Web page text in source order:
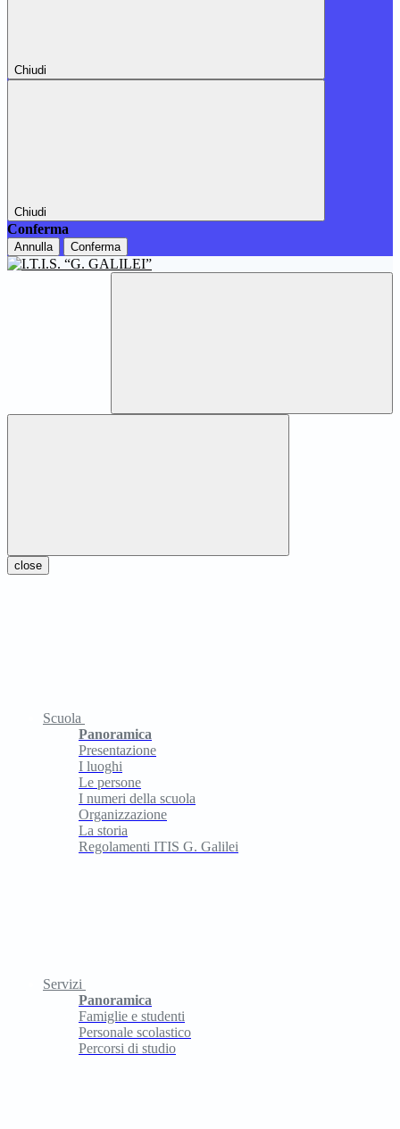
Chiudi
Chiudi
Conferma
Annulla Conferma
close
Scuola
Panoramica
Presentazione
I luoghi
Le persone
I numeri della scuola
Organizzazione
La storia
Regolamenti ITIS G. Galilei
Servizi
Panoramica
Famiglie e studenti
Personale scolastico
Percorsi di studio